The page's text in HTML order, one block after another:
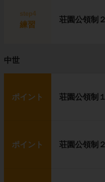
step4
練習
荘園公領制２
中世
ポイント 荘園公領制１
ポイント 荘園公領制２